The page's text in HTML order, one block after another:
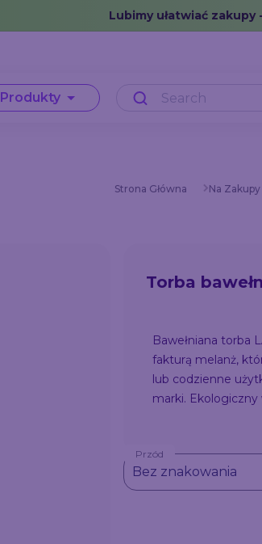
Lubimy ułatwiać zakupy
Produkty
Strona Główna Na Zakupy
Torba
Bawełniana torba
fakturą melanż,
lub codzienne
marki.
Przód
Bez znakowania